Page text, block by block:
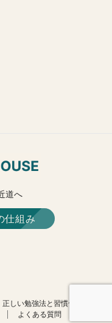
道へ
仕組み
正しい勉強法と習慣化
よくある質問